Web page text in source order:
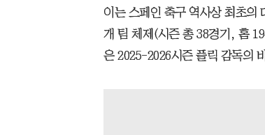
이는 스페인 축구 역사상 최초의
개 팀 체제(시즌 총 38경기, 홈
은 2025-2026시즌 플릭 감독의